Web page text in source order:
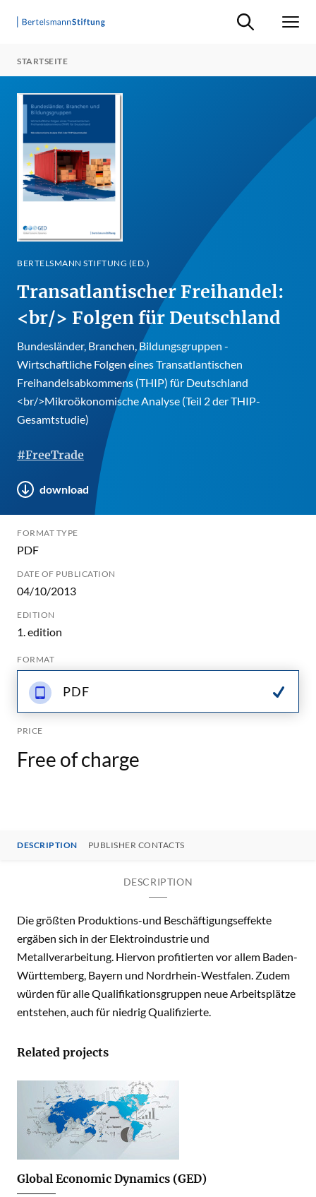
Suche ein-/
STARTSEITE
BERTELSMANN STIFTUNG (ED.)
Transatlantischer Freihandel:
<br/> Folgen für Deutschland
Bundesländer, Branchen, Bildungsgruppen -
Wirtschaftliche Folgen eines Transatlantischen
Freihandelsabkommens (THIP) für Deutschland
<br/>Mikroökonomische Analyse (Teil 2 der THIP-
Gesamtstudie)
#FreeTrade
download
FORMAT TYPE
PDF
DATE OF PUBLICATION
04/10/2013
EDITION
1. edition
FORMAT
PDF
PRICE
Free of charge
DESCRIPTION PUBLISHER CONTACTS
DESCRIPTION
Die größten Produktions-und Beschäftigungseffekte
ergäben sich in der Elektroindustrie und
Metallverarbeitung. Hiervon profitierten vor allem Baden-
Württemberg, Bayern und Nordrhein-Westfalen. Zudem
würden für alle Qualifikationsgruppen neue Arbeitsplätze
entstehen, auch für niedrig Qualifizierte.
Related projects
Global Economic Dynamics (GED)